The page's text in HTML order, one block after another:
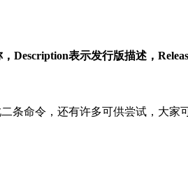
Description表示发行版描述，
条命令，还有许多可供尝试，大家